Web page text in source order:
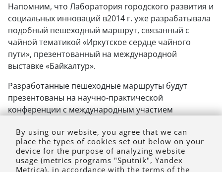
Напомним, что Лаборатория городского развития и
социальных инноваций в2014 г. уже разрабатывала
подобный пешеходный маршрут, связанный с
чайной тематикой «Иркутское сердце чайного
пути», презентованный на международной
выставке «Байкалтур».
Разработанные пешеходные маршруты будут
презентованы на научно-практической
конференции с международным участием
возможности», которая будет проходить в
декабре2016 г. в МИЭЛ.
By using our website, you agree that we can
place the types of cookies set out below on your
device for the purpose of analyzing website
usage (metrics programs "Sputnik", Yandex
Metrica), in accordance with the terms of the